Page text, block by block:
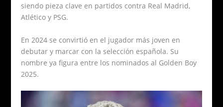
siendo pieza clave en partidos contra Real Madrid,
Atlético y PSG.
En 2024 se convirtió en el jugador más joven en
debutar y marcar con la selección española. Su
nombre ya figura entre los nominados al Golden Boy
2025.